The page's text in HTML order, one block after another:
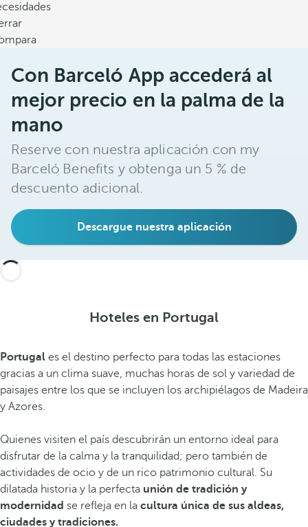
Con Barceló App accederá al
mejor precio en la palma de la
mano
Reserve con nuestra aplicación con my
Barceló Benefits y obtenga un 5 % de
descuento adicional.
Descargue nuestra aplicación
Hoteles en Portugal
Portugal es el destino perfecto para todas las estaciones
gracias a un clima suave, muchas horas de sol y variedad de
paisajes entre los que se incluyen los archipiélagos de Madeira
y Azores.
Quienes visiten el país descubrirán un entorno ideal para
disfrutar de la calma y la tranquilidad; pero también de
actividades de ocio y de un rico patrimonio cultural. Su
dilatada historia y la perfecta unión de tradición y
modernidad se refleja en la cultura única de sus aldeas,
ciudades y tradiciones.